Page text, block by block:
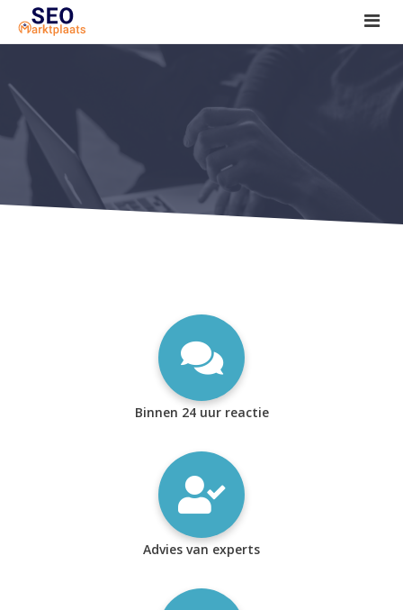
SEO tools reviews
Marketeer bij jou in de buurt?
Offerte
1. Seo voor beginners +
2. Onderzoeken +
Binnen 24 uur reactie
Advies van experts